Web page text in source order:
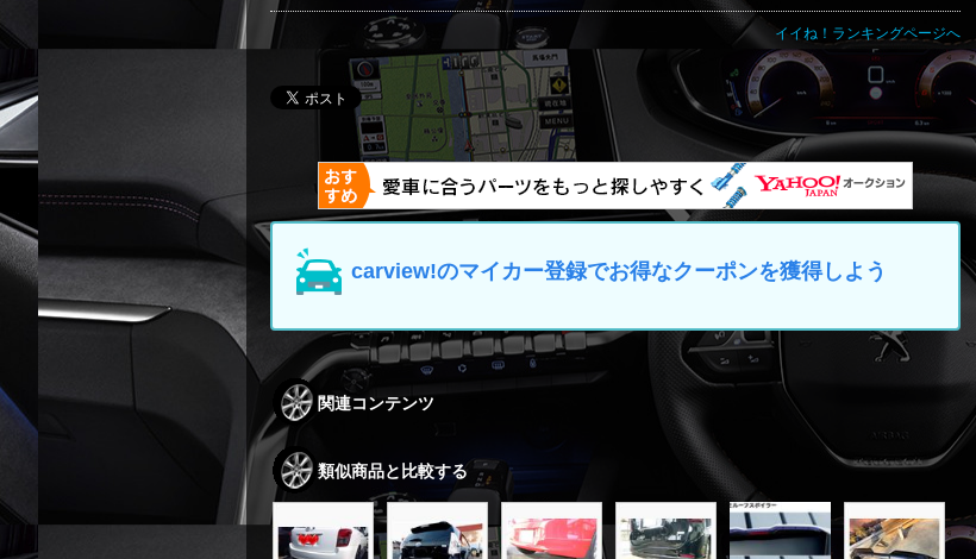
イイね！ランキングページへ
carview!のマイカー登録でお得なクーポンを獲得しよう
関連コンテンツ
類似商品と比較する